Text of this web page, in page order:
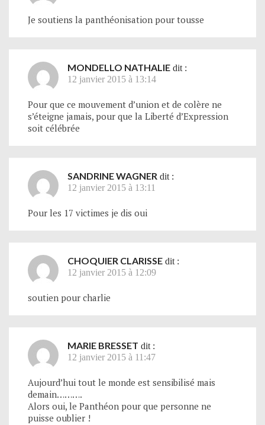
Je soutiens la panthéonisation pour tousse
MONDELLO NATHALIE dit :
12 janvier 2015 à 13:14
Pour que ce mouvement d’union et de colère ne
s’éteigne jamais, pour que la Liberté d’Expression
soit célébrée
SANDRINE WAGNER dit :
12 janvier 2015 à 13:11
Pour les 17 victimes je dis oui
CHOQUIER CLARISSE dit :
12 janvier 2015 à 12:09
soutien pour charlie
MARIE BRESSET dit :
12 janvier 2015 à 11:47
Aujourd’hui tout le monde est sensibilisé mais
demain……….
Alors oui, le Panthéon pour que personne ne
puisse oublier !